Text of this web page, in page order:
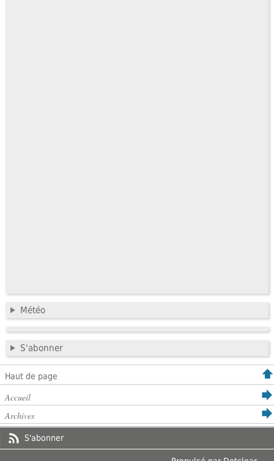
Météo
S'abonner
Haut de page
Accueil
Archives
S'abonner